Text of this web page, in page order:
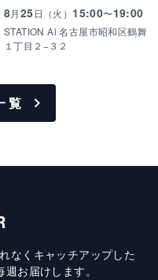
8月25日（火 ） 15:00〜19:00
STATION Ai 名古屋市昭和区鶴舞
１丁目２−３２
覧
なくキャッチアップした
週お届けします。